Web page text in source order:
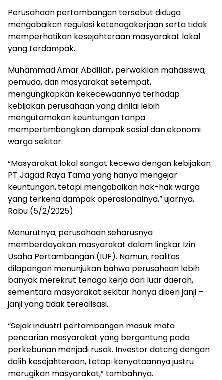
Perusahaan pertambangan tersebut diduga
mengabaikan regulasi ketenagakerjaan serta tidak
memperhatikan kesejahteraan masyarakat lokal
yang terdampak.
Muhammad Amar Abdillah, perwakilan mahasiswa,
pemuda, dan masyarakat setempat,
mengungkapkan kekecewaannya terhadap
kebijakan perusahaan yang dinilai lebih
mengutamakan keuntungan tanpa
mempertimbangkan dampak sosial dan ekonomi
warga sekitar.
“Masyarakat lokal sangat kecewa dengan kebijakan
PT Jagad Raya Tama yang hanya mengejar
keuntungan, tetapi mengabaikan hak-hak warga
yang terkena dampak operasionalnya,” ujarnya,
Rabu (5/2/2025).
Menurutnya, perusahaan seharusnya
memberdayakan masyarakat dalam lingkar Izin
Usaha Pertambangan (IUP). Namun, realitas
dilapangan menunjukan bahwa perusahaan lebih
banyak merekrut tenaga kerja dari luar daerah,
sementara masyarakat sekitar hanya diberi janji –
janji yang tidak terealisasi.
“Sejak industri pertambangan masuk mata
pencarian masyarakat yang bergantung pada
perkebunan menjadi rusak. Investor datang dengan
dalih kesejahteraan, tetapi kenyataannya justru
merugikan masyarakat,” tambahnya.